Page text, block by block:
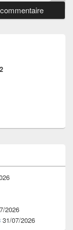
2026
31/07/2026